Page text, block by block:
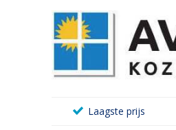
Laagste prijs